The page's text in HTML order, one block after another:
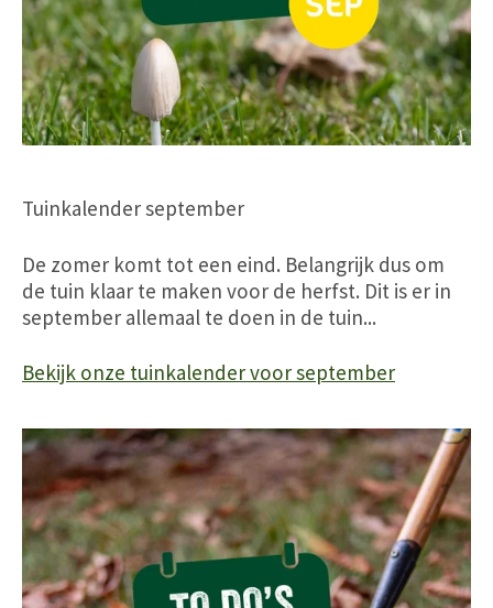
Tuinkalender september
De zomer komt tot een eind. Belangrijk dus om
de tuin klaar te maken voor de herfst. Dit is er in
september allemaal te doen in de tuin...
Bekijk onze tuinkalender voor september